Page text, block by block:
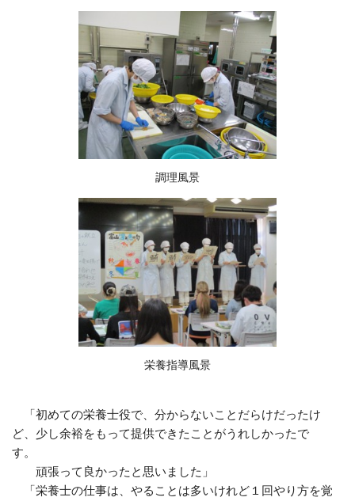
調理風景
栄養指導風景
「初めての栄養士役で、分からないことだらけだったけ
ど、少し余裕をもって提供できたことがうれしかったで
す。
頑張って良かったと思いました」
「栄養士の仕事は、やることは多いけれど１回やり方を覚